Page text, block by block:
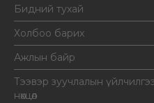
Бидний тухай
Холбоо барих
Ажлын байр
Тээвэр зуучлалын
нөхцөл